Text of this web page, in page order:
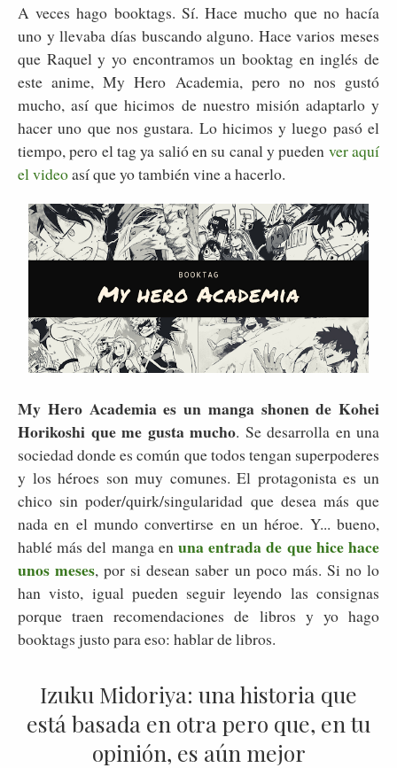
A veces hago booktags. Sí. Hace mucho que no hacía
uno y llevaba días buscando alguno. Hace varios meses
que Raquel y yo encontramos un booktag en inglés de
este anime, My Hero Academia, pero no nos gustó
mucho, así que hicimos de nuestro misión adaptarlo y
hacer uno que nos gustara. Lo hicimos y luego pasó el
tiempo, pero el tag ya salió en su canal y pueden ver aquí
el videoasí que yo también vine a hacerlo.
My Hero Academia es un manga shonen de Kohei
Horikoshi que me gusta mucho. Se desarrolla en una
sociedad donde es común que todos tengan superpoderes
y los héroes son muy comunes. El protagonista es un
chico sin poder/quirk/singularidad que desea más que
nada en el mundo convertirse en un héroe. Y... bueno,
hablé más del manga en una entrada de que hice hace
unos meses, por si desean saber un poco más. Si no lo
han visto, igual pueden seguir leyendo las consignas
porque traen recomendaciones de libros y yo hago
booktags justo para eso: hablar de libros.
Izuku Midoriya: una historia que
está basada en otra pero que, en tu
opinión, es aún mejor